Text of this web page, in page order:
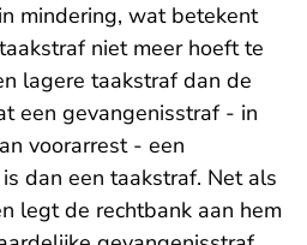
mindering, wat betekent
niet meer hoeft te
lagere taakstraf dan de
een gevangenisstraf - in
voorarrest - een
dan een taakstraf. Net als
legt de rechtbank aan hem